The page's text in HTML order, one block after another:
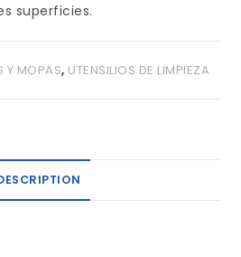
superficies.
Y MOPAS, UTENSILIOS DE LIMPIEZA